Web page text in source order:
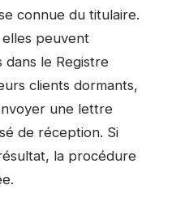
connue du titulaire.
elles peuvent
le Registre
clients dormants,
une lettre
de réception. Si
la procédure